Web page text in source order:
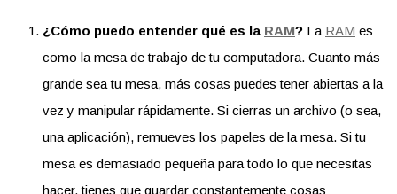
¿Cómo puedo entender qué es la RAM? La RAM es
como la mesa de trabajo de tu computadora. Cuanto más
grande sea tu mesa, más cosas puedes tener abiertas a la
vez y manipular rápidamente. Si cierras un archivo (o sea,
una aplicación), remueves los papeles de la mesa. Si tu
mesa es demasiado pequeña para todo lo que necesitas
hacer, tienes que guardar constantemente cosas